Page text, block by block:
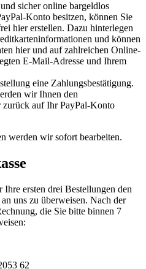
sicher online bargeldlos
Konto besitzen, können Sie
hier erstellen. Dazu hinterlegen
und können
hier und auf zahlreichen Online-
E-Mail-Adresse und Ihrem
eine Zahlungsbestätigung.
wir Ihnen den
zurück auf Ihr PayPal-Konto
werden wir sofort bearbeiten.
ersten drei Bestellungen den
uns zu überweisen. Nach der
die Sie bitte binnen 7
62